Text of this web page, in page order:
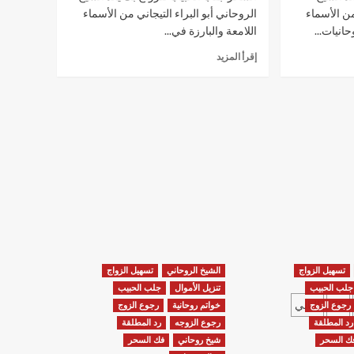
روحاني
الأسماء
الروحاني أبو البراء التيجاني من الأسماء
اللامعة والبارزة في...
إقرأ المزيد
76 التالي
تسهيل الزواج
جلب الحبيب
رجوع الزوج
رد المطلقة
السحر
الشيخ الروحاني
تسهيل الزواج
تنزيل الأموال
جلب الحبيب
خواتم روحانية
رجوع الزوج
رجوع الزوجه
رد المطلقة
شيخ روحاني
فك السحر